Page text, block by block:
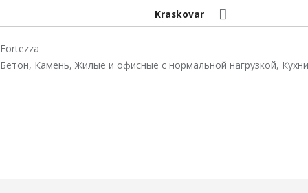
Kraskovar
Fortezza
Бетон, Камень, Жилые и офисные с нормальной нагрузкой,